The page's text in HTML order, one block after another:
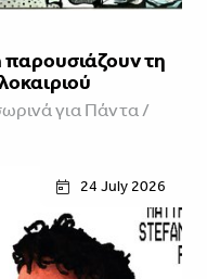
τη
για Πάντα /
24 July 2026